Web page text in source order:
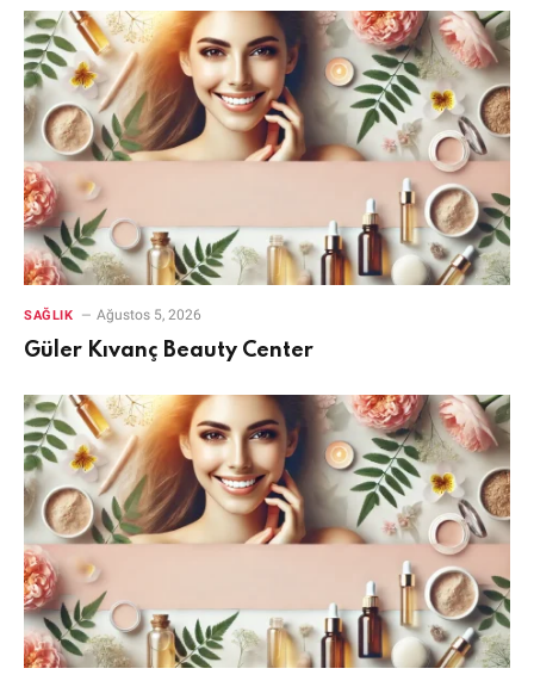
SAĞLIK Ağustos 5, 2026
Güler Kıvanç Beauty Center